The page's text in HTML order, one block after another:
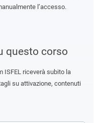
questo corso
ISFEL riceverà subito la
su attivazione, contenuti
l’accesso.